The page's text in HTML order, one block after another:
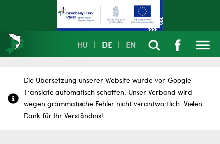
HU DE EN
Die Übersetzung unserer Website wurde von Google
Translate automatisch schaffen. Unser Verband wird
wegen grammatische Fehler nicht verantwortlich. Vielen
Dank für Ihr Verständnis!